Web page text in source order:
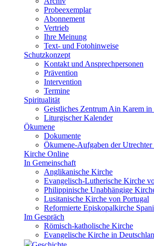
Probeexemplar
Abonnement
Vertrieb
Ihre Meinung
Text- und Fotohinweise
Schutzkonzept
Kontakt und Ansprechpersonen
Prävention
Intervention
Termine
Spiritualität
Geistliches Zentrum Ain Karem in
Liturgischer Kalender
Ökumene
Dokumente
Ökumene-Aufgaben der
Kirche Online
In Gemeinschaft
Anglikanische Kirche
Evangelisch-Lutherische Kirche
Philippinische Unabhängige
Lusitanische Kirche von Portugal
Reformierte Episkopalkirche
Im Gespräch
Römisch-katholische Kirche
Evangelische Kirche in